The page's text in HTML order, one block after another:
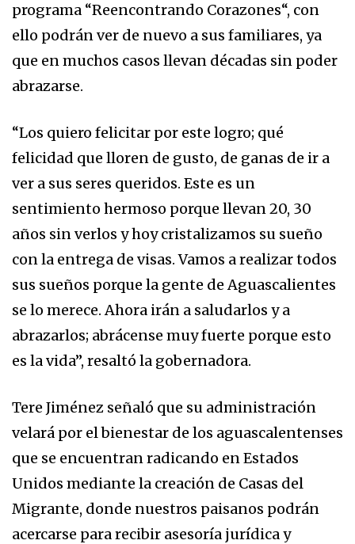
programa “Reencontrando Corazones“, con
ello podrán ver de nuevo a sus familiares, ya
que en muchos casos llevan décadas sin poder
abrazarse.
“Los quiero felicitar por este logro; qué
felicidad que lloren de gusto, de ganas de ir a
ver a sus seres queridos. Este es un
sentimiento hermoso porque llevan 20, 30
años sin verlos y hoy cristalizamos su sueño
con la entrega de visas. Vamos a realizar todos
sus sueños porque la gente de Aguascalientes
se lo merece. Ahora irán a saludarlos y a
abrazarlos; abrácense muy fuerte porque esto
es la vida”, resaltó la gobernadora.
Tere Jiménez señaló que su administración
velará por el bienestar de los aguascalentenses
que se encuentran radicando en Estados
Unidos mediante la creación de Casas del
Migrante, donde nuestros paisanos podrán
acercarse para recibir asesoría jurídica y